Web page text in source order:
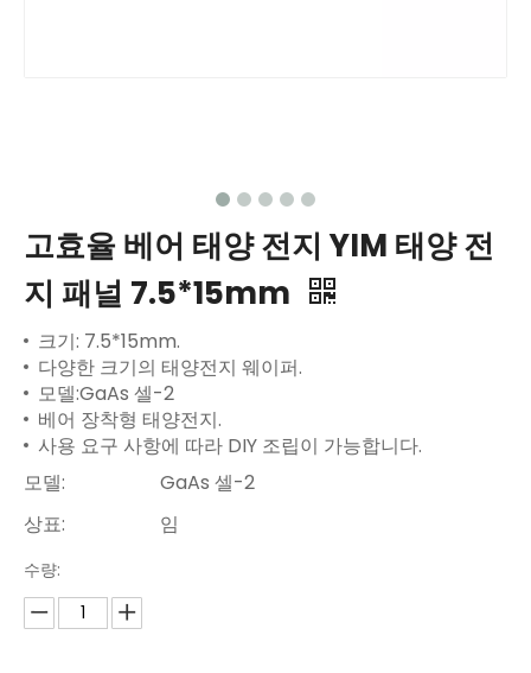
고효율 베어 태양 전지 YIM 태양 전
지 패널 7.5*15mm
크기: 7.5*15mm.
다양한 크기의 태양전지 웨이퍼.
모델:GaAs 셀-2
베어 장착형 태양전지.
사용 요구 사항에 따라 DIY 조립이 가능합니다.
모델:
GaAs 셀-2
상표:
임
수량: